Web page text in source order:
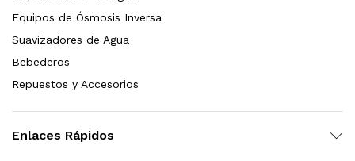
Equipos de Ósmosis Inversa
Suavizadores de Agua
Bebederos
Repuestos y Accesorios
Enlaces Rápidos
2,899.00